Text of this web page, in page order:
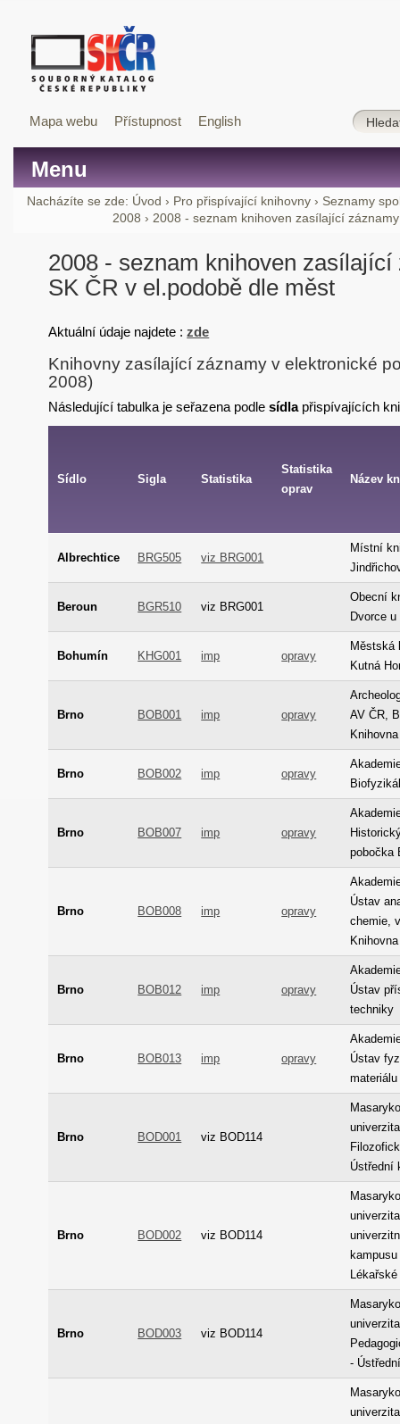
Mapa webu Přístupnost English
Menu
Nacházíte se zde: Úvod › Pro přispívající knihovny › Seznamy
2008 › 2008 - seznam knihoven zasílající
2008 - seznam knihoven zasílající
SK ČR v el.podobě dle měst
Aktuální údaje najdete :zde
Knihovny zasílající záznamy v elektronické
2008)
Následující tabulka je seřazena podlesídlapřispívajících
Sídlo Sigla Statistika
Statistika
oprav
Název
Albrechtice BRG505 viz BRG001
Místní
Beroun BGR510 viz BRG001
Obecní
Dvorce
Bohumín KHG001 imp opravy
Městská
Kutná
Brno BOB001 imp opravy
AV ČR,
Knihovna
Brno BOB002 imp opravy
Brno BOB007 imp opravy
pobočka
Brno BOB008 imp opravy
Ústav
chemie,
Knihovna
Brno BOB012 imp opravy
Ústav
techniky
Brno BOB013 imp opravy
Ústav
Brno BOD001 viz BOD114
Ústřední
Brno BOD002 viz BOD114
Brno BOD003 viz BOD114
-